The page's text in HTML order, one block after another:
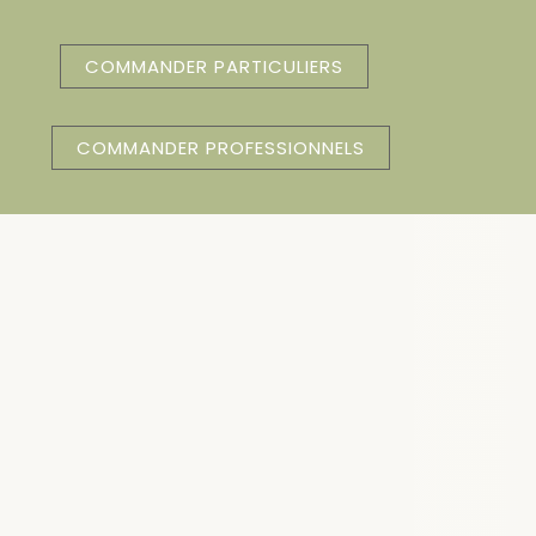
COMMANDER PARTICULIERS
COMMANDER PROFESSIONNELS